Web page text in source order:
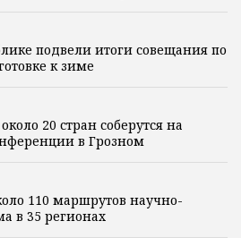
подвели итоги совещания по
к зиме
20 стран соберутся на
в Грозном
110 маршрутов научно-
в 35 регионах